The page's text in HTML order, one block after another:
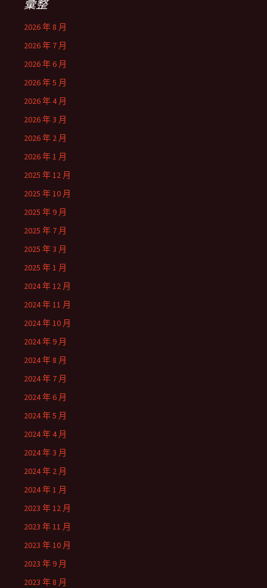
彙整
2026 年 8 月
2026 年 7 月
2026 年 6 月
2026 年 5 月
2026 年 4 月
2026 年 3 月
2026 年 2 月
2026 年 1 月
2025 年 12 月
2025 年 10 月
2025 年 9 月
2025 年 7 月
2025 年 3 月
2025 年 1 月
2024 年 12 月
2024 年 11 月
2024 年 10 月
2024 年 9 月
2024 年 8 月
2024 年 7 月
2024 年 6 月
2024 年 5 月
2024 年 4 月
2024 年 3 月
2024 年 2 月
2024 年 1 月
2023 年 12 月
2023 年 11 月
2023 年 10 月
2023 年 9 月
2023 年 8 月